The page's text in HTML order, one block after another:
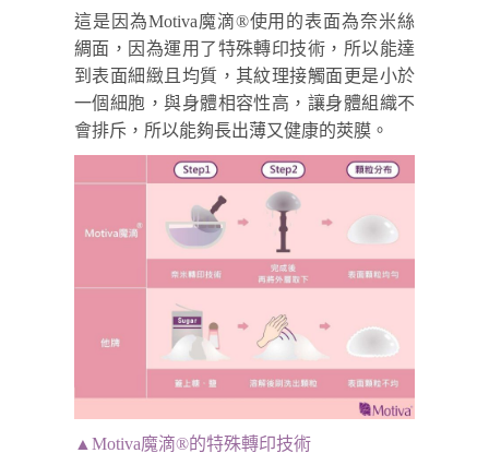
這是因為Motiva魔滴®使用的表面為奈米絲
綢面，因為運用了特殊轉印技術，所以能達
到表面細緻且均質，其紋理接觸面更是小於
一個細胞，與身體相容性高，讓身體組織不
會排斥，所以能夠長出薄又健康的莢膜。
▲Motiva魔滴®的特殊轉印技術